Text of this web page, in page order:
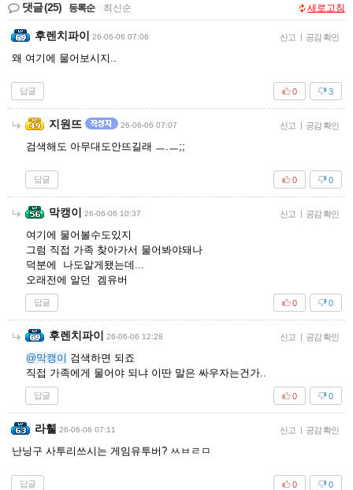
댓글(25) 등록순 최신순 새로고침
후렌치파이 26-06-06 07:06 신고 | 공감 확인
왜 여기에 물어보시지..
답글 3
0
지원뜨 26-06-06 07:07 신고 | 공감 확인
검색해도 아무대도안뜨길래 ㅡ.ㅡ;;
답글 0
0
막캥이 26-06-06 10:37 신고 | 공감 확인
여기에 물어볼수도있지
그럼 직접 가족 찾아가서 물어봐야돼나
덕분에 나도알게됐는데...
오래전에 알던 겜유버
답글 0
0
후렌치파이 26-06-06 12:28 신고 | 공감 확인
@막캥이 검색하면 되죠
직접 가족에게 물어야 되냐 이딴 말은 싸우자는건가..
답글 0
0
라휄 26-06-06 07:11 신고 | 공감 확인
난닝구 사투리쓰시는 게임유투버? ㅆㅂㄹㅁ
답글 0
0